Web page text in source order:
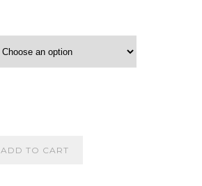
ADD TO CART